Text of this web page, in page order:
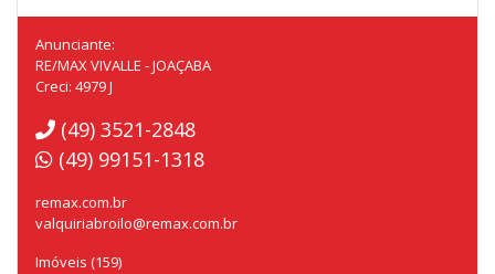
Anunciante:
RE/MAX VIVALLE - JOAÇABA
Creci: 4979 J
(49) 3521-2848
(49) 99151-1318
remax.com.br
valquiriabroilo@remax.com.br
Imóveis (159)